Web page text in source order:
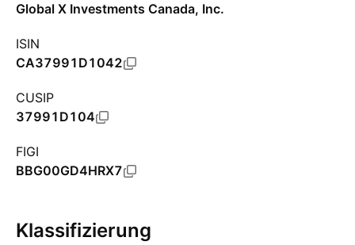
Global X Investments Canada, Inc.
ISIN
CA37991D1042
CUSIP
37991D104
FIGI
BBG00GD4HRX7
Klassifizierung